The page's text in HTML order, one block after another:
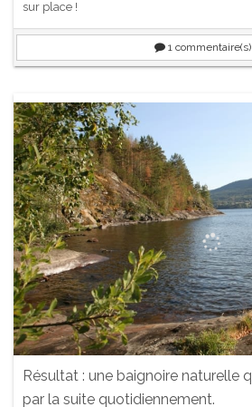
sur place !
1commentaire(s)
Résultat : une baignoire naturelle
par la suite quotidiennement.